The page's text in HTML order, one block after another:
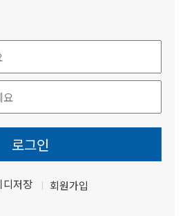
디저장 회원가입